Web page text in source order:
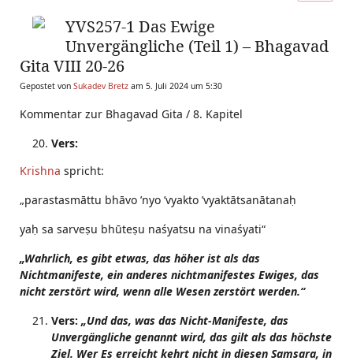
YVS257-1 Das Ewige
Unvergängliche (Teil 1) – Bhagavad
Gita VIII 20-26
Gepostet von Sukadev Bretz am 5. Juli 2024 um 5:30
Kommentar zur Bhagavad Gita / 8. Kapitel
Vers:
Krishna spricht:
„parastasmāttu bhāvo ’nyo ’vyakto ’vyaktātsanātanaḥ
yaḥ sa sarveṣu bhūteṣu naśyatsu na vinaśyati“
„Wahrlich, es gibt etwas, das höher ist als das
Nichtmanifeste, ein anderes nichtmanifestes Ewiges, das
nicht zerstört wird, wenn alle Wesen zerstört werden.“
Vers: „Und das, was das Nicht-Manifeste, das
Unvergängliche genannt wird, das gilt als das höchste
Ziel. Wer Es erreicht kehrt nicht in diesen Samsara, in